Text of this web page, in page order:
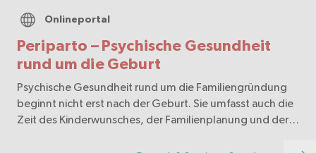
Periparto – Psychische Gesundheit
rund um die Geburt
Onlineportal
Psychische Gesundheit rund um die Familiengründung
beginnt nicht erst nach der Geburt. Sie umfasst auch die
Zeit des Kinderwunsches, der Familienplanung und der